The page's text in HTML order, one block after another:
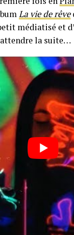
La vie de rêve
médiatisé et
attendre la suite…